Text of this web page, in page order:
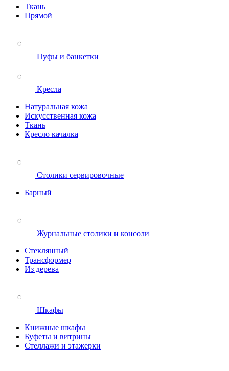
Ткань
Прямой
Пуфы и банкетки
Кресла
Натуральная кожа
Искусственная кожа
Ткань
Кресло качалка
Столики сервировочные
Барный
Журнальные столики и консоли
Стеклянный
Трансформер
Из дерева
Шкафы
Книжные шкафы
Буфеты и витрины
Стеллажи и этажерки